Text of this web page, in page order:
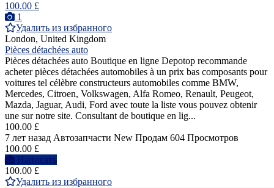
100.00 £
1
Удалить из избранного
London, United Kingdom
Pièces détachées auto
Pièces détachées auto Boutique en ligne Depotop recommande
acheter pièces détachées automobiles à un prix bas composants pour
voitures tel célèbre constructeurs automobiles comme BMW,
Mercedes, Citroen, Volkswagen, Alfa Romeo, Renault, Peugeot,
Mazda, Jaguar, Audi, Ford avec toute la liste vous pouvez obtenir
une sur notre site. Consultant de boutique en lig...
100.00 £
7 лет назад Автозапчасти New Продам 604 Просмотров
100.00 £
Написать
100.00 £
Удалить из избранного